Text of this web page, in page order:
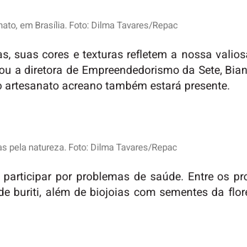
em Brasília. Foto: Dilma Tavares/Repac
suas cores e texturas refletem a nossa
a diretora de Empreendedorismo da Sete,
acreano também estará presente.
pela natureza. Foto: Dilma Tavares/Repac
por problemas de saúde. Entre os
buriti, além de biojoias com sementes da